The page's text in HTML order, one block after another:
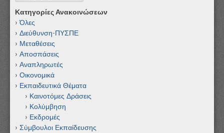
Κατηγορίες Ανακοινώσεων
Όλες
Διεύθυνση-ΠΥΣΠΕ
Μεταθέσεις
Αποσπάσεις
Αναπληρωτές
Οικονομικά
Εκπαιδευτικά Θέματα
Καινοτόμες Δράσεις
Κολύμβηση
Εκδρομές
Σύμβουλοι Εκπαίδευσης